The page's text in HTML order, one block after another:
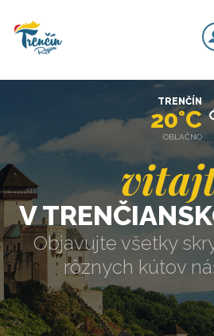
V
Objavujte všetky
rôznych kútov
TRENČÍN
20°C
OBLAČNO